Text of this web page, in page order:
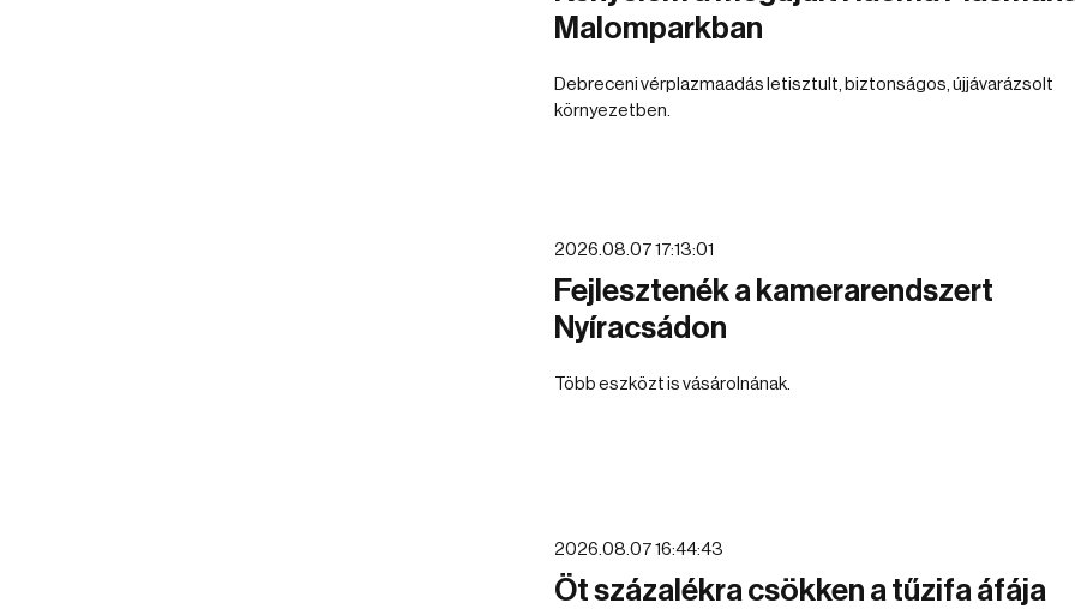
Malomparkban
Debreceni vérplazmaadás letisztult, biztonságos, újjávarázsolt
környezetben.
2026.08.07 17:13:01
Fejlesztenék a kamerarendszert
Nyíracsádon
Több eszközt is vásárolnának.
2026.08.07 16:44:43
Öt százalékra csökken a tűzifa áfája